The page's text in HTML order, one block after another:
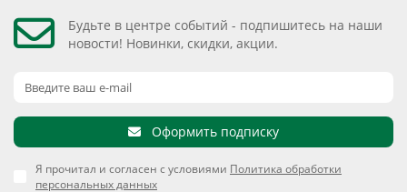
Будьте в центре событий - подпишитесь на наши
новости! Новинки, скидки, акции.
Оформить подписку
Я прочитал и согласен с условиями Политика обработки
персональных данных